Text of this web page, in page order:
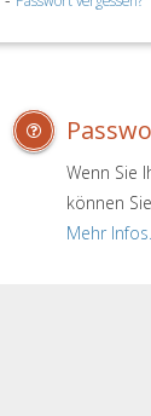
Wenn Sie
können
Mehr